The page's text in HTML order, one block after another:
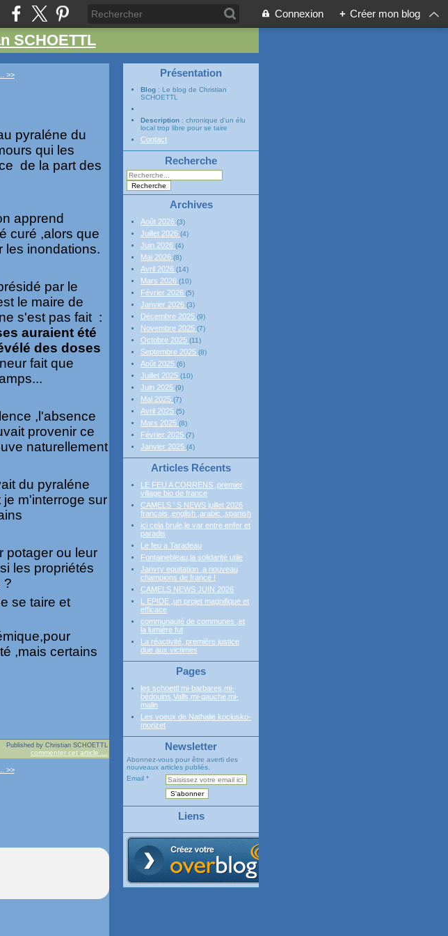
Connexion + Créer mon blog
SCHOETTL
>>
pyraléne du
qui les
de la part des
apprend
curé ,alors que
les inondations.
par le
le maire de
s'est pas fait :
auraient été
des doses
fait que
,l'absence
provenir ce
naturellement
du pyraléne
m'interroge sur
potager ou leur
les propriétés
?
se taire et
,mais certains
Published by Christian SCHOETTL
commenter cet article
>>
Présentation
Blog : Le blog de Christian
SCHOETTL
Description : chronique d'un élu
local trop libre pour se taire
Contact
Recherche
Archives
Août 2026 (3)
Juillet 2026 (4)
Juin 2026 (4)
Mai 2026 (8)
Avril 2026 (14)
Mars 2026 (10)
Février 2026 (5)
Janvier 2026 (3)
Décembre 2025 (9)
Novembre 2025 (7)
Octobre 2025 (11)
Septembre 2025 (8)
Août 2025 (6)
Juillet 2025 (10)
Juin 2025 (9)
Mai 2025 (7)
Avril 2025 (5)
Mars 2025 (8)
Février 2025 (7)
Janvier 2025 (4)
Articles Récents
LE FEU A CORRENS ,premier
village bio de france
CAMELS ' S NEWS juillet 2026
francais ,english ,arabic ,spanish
ici cela brule,le var entre enfer et
paradis
Le feu a Taradeau
Fontainebleau,la solidarité utile
Janvry equitation ,a nouveau
champions de france !
CAMELS NEWS JUIN 2026
L EPIDE ,un projet magnifique et
efficace
communauté de communes ,et
la lumière fut
La réactivité, première justice
due aux victimes
Pages
les schoettl mi-barbares,mi-
bédouins,Valls,mi-gauche,mi-
malin
Les voeux de Nathalie kociusko-
morizet
Newsletter
Abonnez-vous pour être averti des
nouveaux articles publiés.
Email
Liens